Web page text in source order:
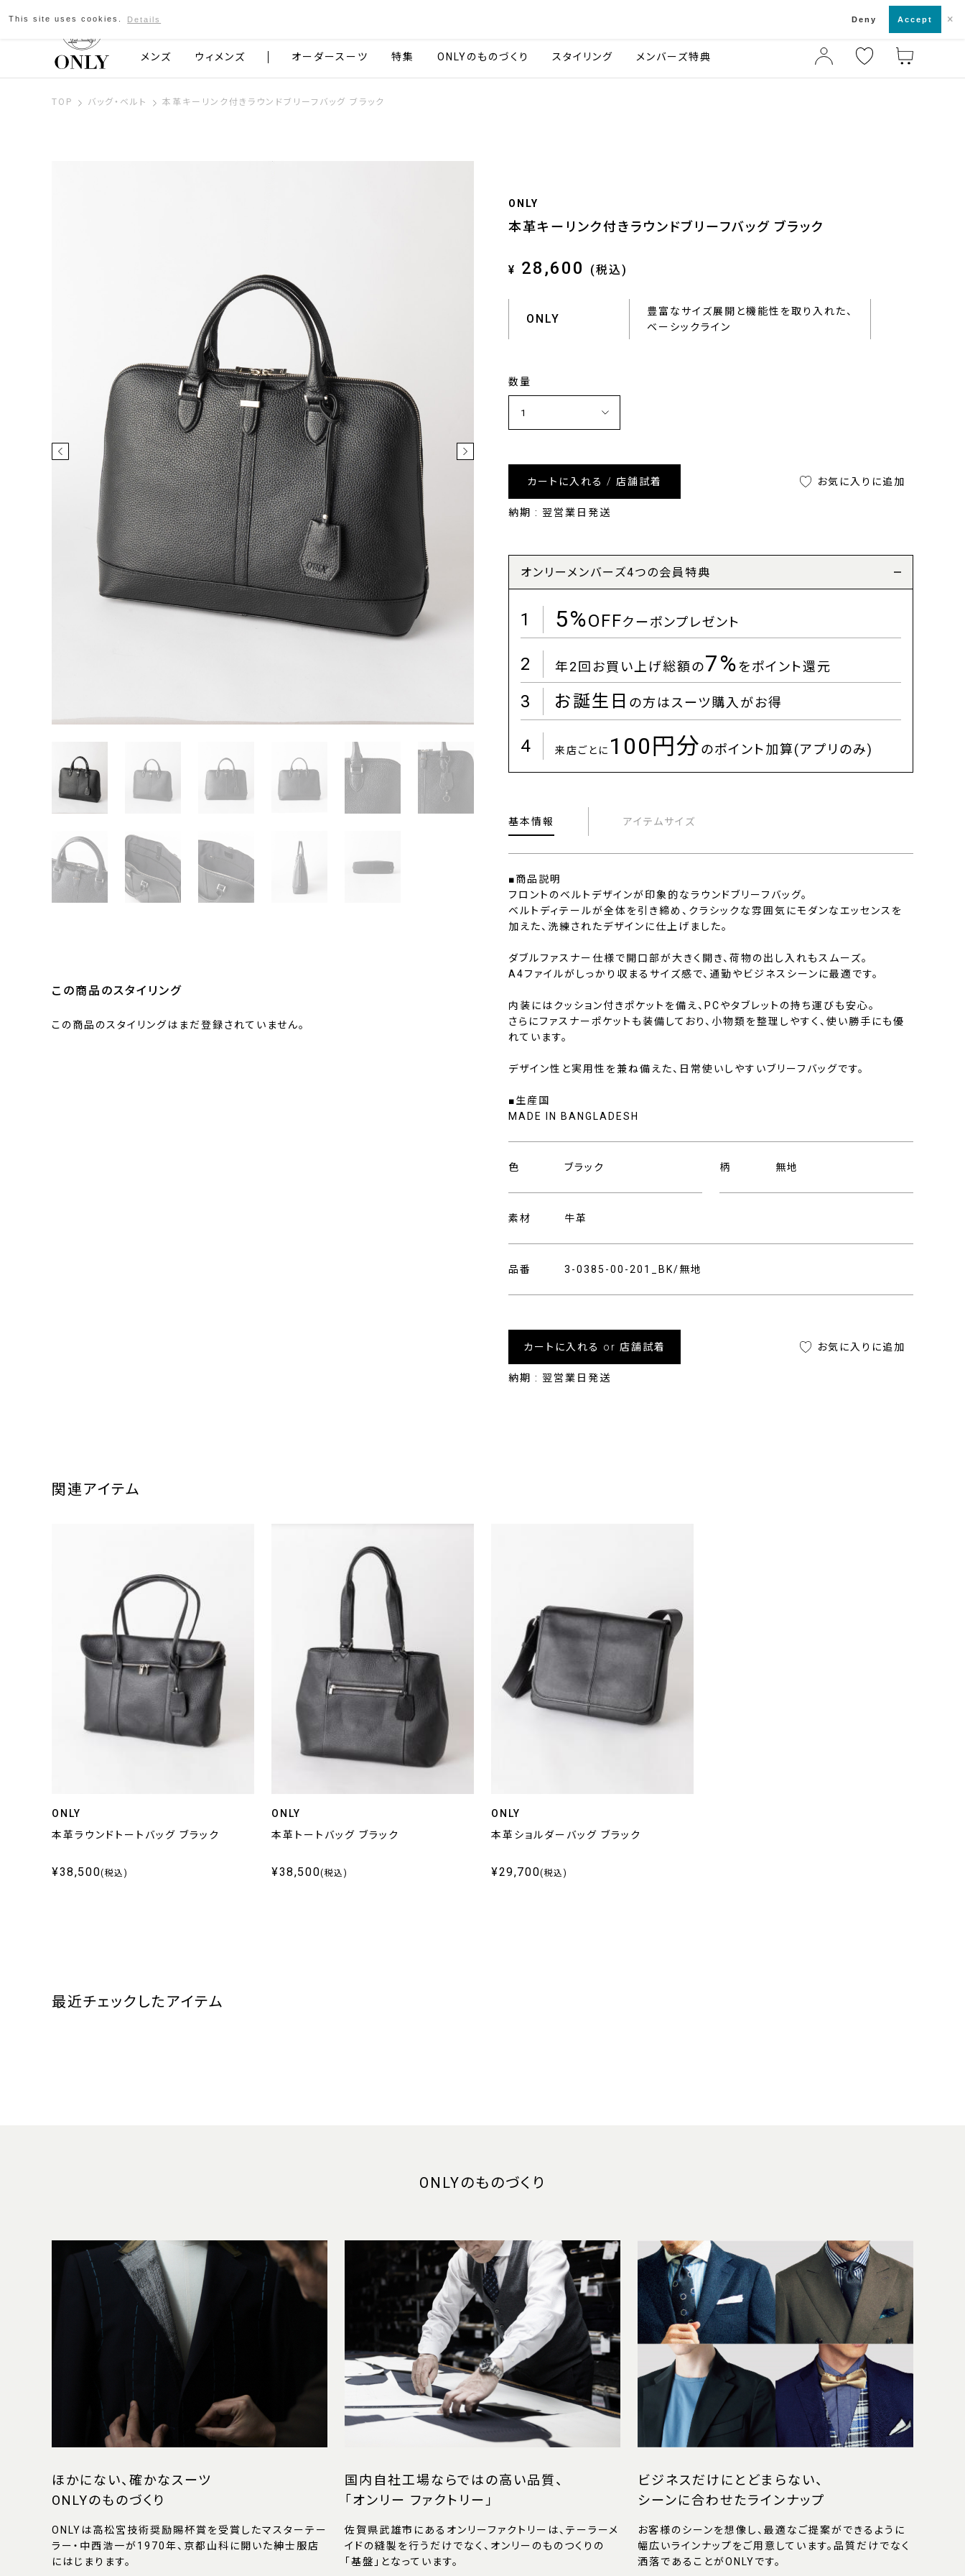
京都発のスーツブランド ONLY
メンズ ウィメンズ オーダースーツ 特集 ONLYのものづくり スタイリング メンバーズ特典
TOP バッグ・ベルト 本革キーリンク付きラウンドブリーフバッグ ブラック
ONLY
本革キーリンク付きラウンドブリーフバッグ ブラック
¥ 28,600 (税込)
ONLY
豊富なサイズ展開と機能性を取り入れた、
ベーシックライン
数量
カートに入れる / 店舗試着
納期 : 翌営業日発送
お気に入りに追加
オンリーメンバーズ4つの会員特典
1 5%OFFクーポンプレゼント
2 年2回お買い上げ総額の7%をポイント還元
3 お誕生日 の方はスーツ購入がお得
4 来店ごとに 100円分のポイント加算(アプリのみ)
基本情報 アイテムサイズ
■商品説明
フロントのベルトデザインが印象的なラウンドブリーフバッグ。
ベルトディテールが全体を引き締め、クラシックな雰囲気にモダンなエッセンスを
加えた、洗練されたデザインに仕上げました。
ダブルファスナー仕様で開口部が大きく開き、荷物の出し入れもスムーズ。
A4ファイルがしっかり収まるサイズ感で、通勤やビジネスシーンに最適です。
内装にはクッション付きポケットを備え、PCやタブレットの持ち運びも安心。
さらにファスナーポケットも装備しており、小物類を整理しやすく、使い勝手にも優
れています。
デザイン性と実用性を兼ね備えた、日常使いしやすいブリーフバッグです。
■生産国
MADE IN BANGLADESH
色 ブラック 柄 無地
素材 牛革
品番 3-0385-00-201_BK/無地
カートに入れる or 店舗試着
納期 : 翌営業日発送
お気に入りに追加
この商品のスタイリング
この商品のスタイリングはまだ登録されていません。
関連アイテム
ONLY
本革ラウンドトートバッグ ブラック
¥38,500(税込)
ONLY
本革トートバッグ ブラック
¥38,500(税込)
ONLY
本革ショルダーバッグ ブラック
¥29,700(税込)
最近チェックしたアイテム
ONLYのものづくり
ほかにない、確かなスーツ
ONLYのものづくり
ONLYは高松宮技術奨励賜杯賞を受賞したマスターテー
ラー・中西浩一が1970年、京都山科に開いた紳士服店
にはじまります。
国内自社工場ならではの高い品質、
「オンリー ファクトリー」
佐賀県武雄市にあるオンリーファクトリーは、テーラーメ
イドの縫製を行うだけでなく、オンリーのものつくりの
「基盤」となっています。
ビジネスだけにとどまらない、
シーンに合わせたラインナップ
お客様のシーンを想像し、最適なご提案ができるように
幅広いラインナップをご用意しています。品質だけでなく
洒落であることがONLYです。
This site uses cookies. Details Deny Accept ×